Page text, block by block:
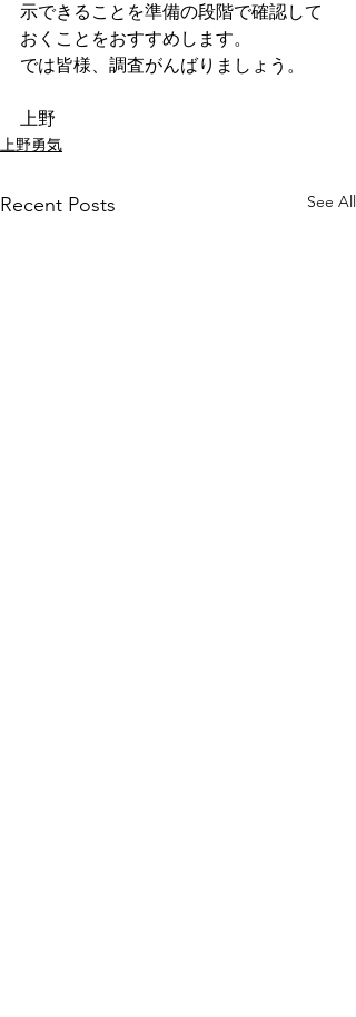
示できることを準備の段階で確認して
おくことをおすすめします。
では皆様、調査がんばりましょう。
上野
上野勇気
Recent Posts See All